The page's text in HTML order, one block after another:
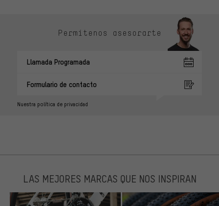
Permítenos asesorarte
Llamada Programada
Formulario de contacto
Nuestra política de privacidad
LAS MEJORES MARCAS QUE NOS INSPIRAN